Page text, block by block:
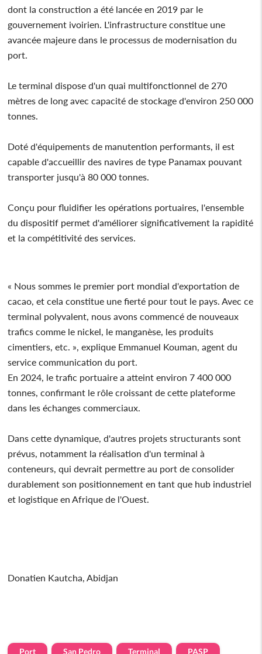
dont la construction a été lancée en 2019 par le
gouvernement ivoirien. L'infrastructure constitue une
avancée majeure dans le processus de modernisation du
port.
Le terminal dispose d'un quai multifonctionnel de 270
mètres de long avec capacité de stockage d'environ 250 000
tonnes.
Doté d'équipements de manutention performants, il est
capable d'accueillir des navires de type Panamax pouvant
transporter jusqu'à 80 000 tonnes.
Conçu pour fluidifier les opérations portuaires, l'ensemble
du dispositif permet d'améliorer significativement la rapidité
et la compétitivité des services.
« Nous sommes le premier port mondial d'exportation de
cacao, et cela constitue une fierté pour tout le pays. Avec ce
terminal polyvalent, nous avons commencé de nouveaux
trafics comme le nickel, le manganèse, les produits
cimentiers, etc. », explique Emmanuel Kouman, agent du
service communication du port.
En 2024, le trafic portuaire a atteint environ 7 400 000
tonnes, confirmant le rôle croissant de cette plateforme
dans les échanges commerciaux.
Dans cette dynamique, d'autres projets structurants sont
prévus, notamment la réalisation d'un terminal à
conteneurs, qui devrait permettre au port de consolider
durablement son positionnement en tant que hub industriel
et logistique en Afrique de l'Ouest.
Donatien Kautcha, Abidjan
Port San Pedro Terminal PASP